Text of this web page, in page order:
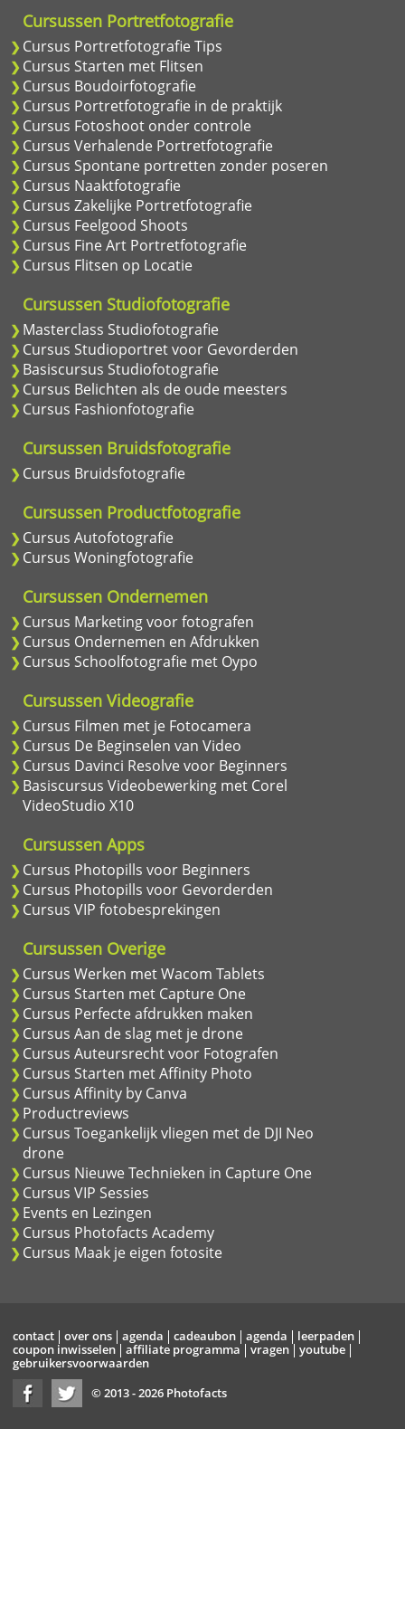
Cursussen Portretfotografie
Cursus Portretfotografie Tips
Cursus Starten met Flitsen
Cursus Boudoirfotografie
Cursus Portretfotografie in de praktijk
Cursus Fotoshoot onder controle
Cursus Verhalende Portretfotografie
Cursus Spontane portretten zonder poseren
Cursus Naaktfotografie
Cursus Zakelijke Portretfotografie
Cursus Feelgood Shoots
Cursus Fine Art Portretfotografie
Cursus Flitsen op Locatie
Cursussen Studiofotografie
Masterclass Studiofotografie
Cursus Studioportret voor Gevorderden
Basiscursus Studiofotografie
Cursus Belichten als de oude meesters
Cursus Fashionfotografie
Cursussen Bruidsfotografie
Cursus Bruidsfotografie
Cursussen Productfotografie
Cursus Autofotografie
Cursus Woningfotografie
Cursussen Ondernemen
Cursus Marketing voor fotografen
Cursus Ondernemen en Afdrukken
Cursus Schoolfotografie met Oypo
Cursussen Videografie
Cursus Filmen met je Fotocamera
Cursus De Beginselen van Video
Cursus Davinci Resolve voor Beginners
Basiscursus Videobewerking met Corel
VideoStudio X10
Cursussen Apps
Cursus Photopills voor Beginners
Cursus Photopills voor Gevorderden
Cursus VIP fotobesprekingen
Cursussen Overige
Cursus Werken met Wacom Tablets
Cursus Starten met Capture One
Cursus Perfecte afdrukken maken
Cursus Aan de slag met je drone
Cursus Auteursrecht voor Fotografen
Cursus Starten met Affinity Photo
Cursus Affinity by Canva
Productreviews
Cursus Toegankelijk vliegen met de DJI Neo
drone
Cursus Nieuwe Technieken in Capture One
Cursus VIP Sessies
Events en Lezingen
Cursus Photofacts Academy
Cursus Maak je eigen fotosite
contact over ons agenda cadeaubon agenda
leerpaden
coupon inwisselen
affiliate programma vragen
youtube
gebruikersvoorwaarden
© 2013 - 2026 Photofacts